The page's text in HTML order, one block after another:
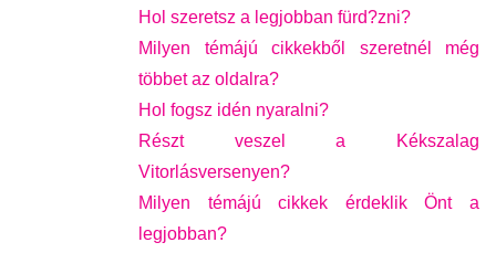
Hol szeretsz a legjobban fürd?zni?
Milyen témájú cikkekből szeretnél még
többet az oldalra?
Hol fogsz idén nyaralni?
Részt veszel a Kékszalag
Vitorlásversenyen?
Milyen témájú cikkek érdeklik Önt a
legjobban?